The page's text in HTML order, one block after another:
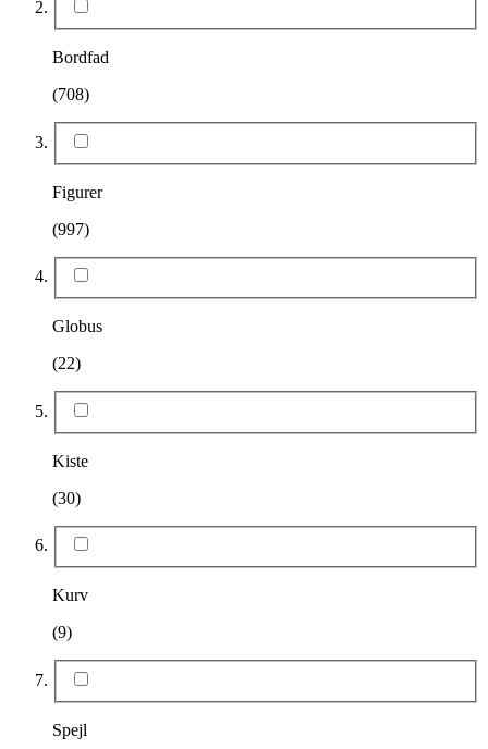
Bordfad
(708)
Figurer
(997)
Globus
(22)
Kiste
(30)
Kurv
(9)
Spejl